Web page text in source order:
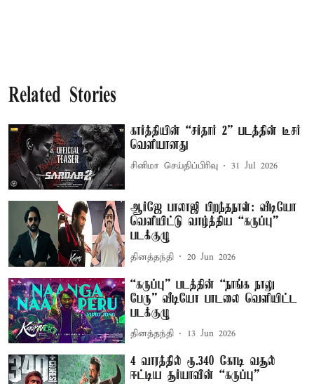
Related Stories
கார்த்தியின் “சர்தார் 2” படத்தின் டீசர்
வெளியானது
சினிமா செய்திப்பிரிவு 31 Jul 2026
ஆர்ஜே பாலாஜி பிறந்தநாள்: வீடியோ
வெளியிட்டு வாழ்த்திய “கருப்பு”
படக்குழு
தினத்தந்தி 20 Jun 2026
“கருப்பு” படத்தின் “நாங்க நாலு
பேரு” வீடியோ பாடலை வெளியிட்ட
படக்குழு
தினத்தந்தி 13 Jun 2026
4 வாரத்தில் ரூ.340 கோடி வசூல்
ஈட்டிய சூர்யாவின் “கருப்பு”